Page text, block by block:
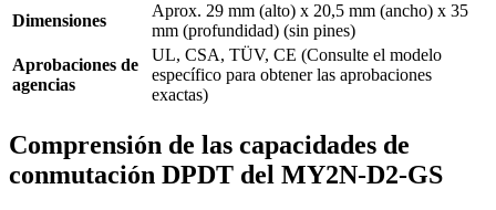
Dimensiones
Aprox. 29 mm (alto) x 20,5 mm (ancho) x 35
mm (profundidad) (sin pines)
Aprobaciones de
agencias
UL, CSA, TÜV, CE (Consulte el modelo
específico para obtener las aprobaciones
exactas)
Comprensión de las capacidades de
conmutación DPDT del MY2N-D2-GS